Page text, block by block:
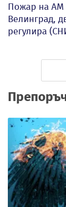
Пожар на АМ
Велинград,
регулира